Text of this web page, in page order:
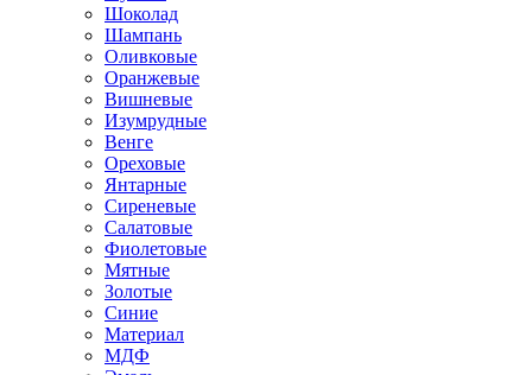
Шоколад
Шампань
Оливковые
Оранжевые
Вишневые
Изумрудные
Венге
Ореховые
Янтарные
Сиреневые
Салатовые
Фиолетовые
Мятные
Золотые
Синие
Материал
МДФ